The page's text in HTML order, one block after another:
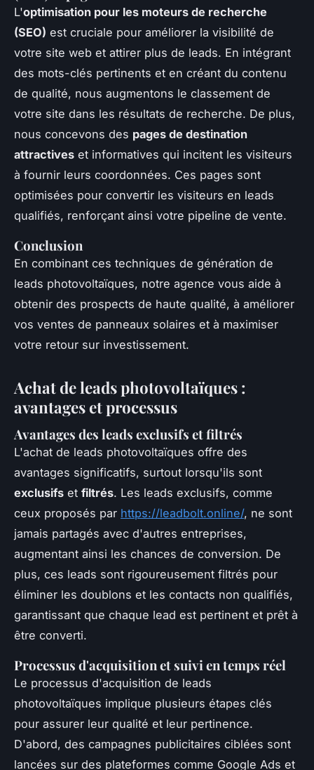
L'optimisation pour les moteurs de recherche
(SEO) est cruciale pour améliorer la visibilité de
votre site web et attirer plus de leads. En intégrant
des mots-clés pertinents et en créant du contenu
de qualité, nous augmentons le classement de
votre site dans les résultats de recherche. De plus,
nous concevons des pages de destination
attractives et informatives qui incitent les visiteurs
à fournir leurs coordonnées. Ces pages sont
optimisées pour convertir les visiteurs en leads
qualifiés, renforçant ainsi votre pipeline de vente.
Conclusion
En combinant ces techniques de génération de
leads photovoltaïques, notre agence vous aide à
obtenir des prospects de haute qualité, à améliorer
vos ventes de panneaux solaires et à maximiser
votre retour sur investissement.
Achat de leads photovoltaïques :
avantages et processus
Avantages des leads exclusifs et filtrés
L'achat de leads photovoltaïques offre des
avantages significatifs, surtout lorsqu'ils sont
exclusifs et filtrés. Les leads exclusifs, comme
ceux proposés par https://leadbolt.online/, ne sont
jamais partagés avec d'autres entreprises,
augmentant ainsi les chances de conversion. De
plus, ces leads sont rigoureusement filtrés pour
éliminer les doublons et les contacts non qualifiés,
garantissant que chaque lead est pertinent et prêt à
être converti.
Processus d'acquisition et suivi en temps réel
Le processus d'acquisition de leads
photovoltaïques implique plusieurs étapes clés
pour assurer leur qualité et leur pertinence.
D'abord, des campagnes publicitaires ciblées sont
lancées sur des plateformes comme Google Ads et